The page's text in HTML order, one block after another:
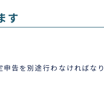
す
告を別途行わなければなり